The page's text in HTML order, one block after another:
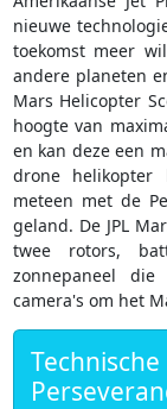
nieuwe
toekomst meer
andere planeten
Mars Helicopter
hoogte van
en kan deze een
drone helikopter
meteen met de
geland. De JPL
twee rotors,
zonnepaneel
camera's om het